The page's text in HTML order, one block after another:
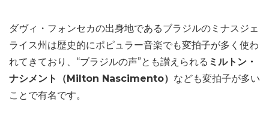
ダヴィ・フォンセカの出身地であるブラジルのミナスジェ
ライス州は歴史的にポピュラー音楽でも変拍子が多く使わ
れてきており、“ブラジルの声”とも讃えられる ミルトン・
ナシメント（Milton Nascimento） なども変拍子が多い
ことで有名です。